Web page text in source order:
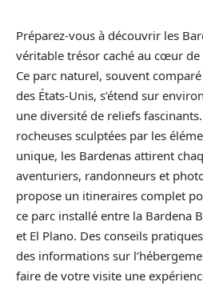
Préparez-vous à découvrir les
véritable trésor caché au cœur de
Ce parc naturel, souvent
des États-Unis, s’étend sur
une diversité de reliefs
rocheuses sculptées par les
unique, les Bardenas attirent
aventuriers, randonneurs et
propose un itineraires complet
ce parc installé entre la Bardena
et El Plano. Des conseils
des informations sur
faire de votre visite une